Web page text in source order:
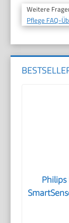
Weitere
Pflege FAQ-